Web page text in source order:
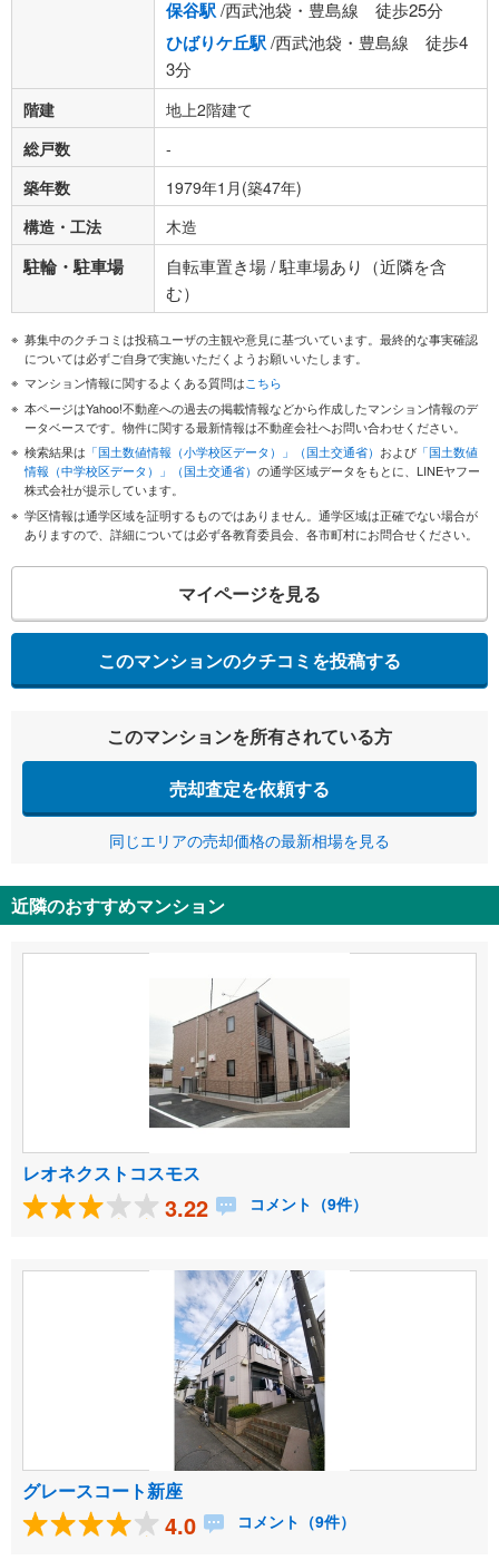
保谷駅/西武池袋・豊島線 徒歩25分
ひばりケ丘駅/西武池袋・豊島線 徒歩4
3分
階建
地上2階建て
総戸数
-
築年数
1979年1月(築47年)
構造・工法
木造
駐輪・駐車場
自転車置き場 / 駐車場あり（近隣を含
む）
募集中のクチコミは投稿ユーザの主観や意見に基づいています。最終的な事実確認
については必ずご自身で実施いただくようお願いいたします。
マンション情報に関するよくある質問はこちら
本ページはYahoo!不動産への過去の掲載情報などから作成したマンション情報のデ
ータベースです。物件に関する最新情報は不動産会社へお問い合わせください。
検索結果は 「国土数値情報（小学校区データ）」（国土交通省） および 「国土数値
情報（中学校区データ）」（国土交通省） の通学区域データをもとに、LINEヤフー
株式会社が提示しています。
学区情報は通学区域を証明するものではありません。通学区域は正確でない場合が
ありますので、詳細については必ず各教育委員会、各市町村にお問合せください。
マイページを見る
このマンションのクチコミを投稿する
このマンションを所有されている方
売却査定を依頼する
同じエリアの売却価格の最新相場を見る
近隣のおすすめマンション
レオネクストコスモス
3.22 コメント（9件）
グレースコート新座
4.0 コメント（9件）